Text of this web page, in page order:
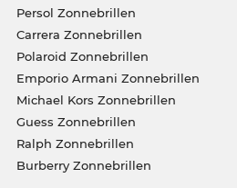
Persol Zonnebrillen
Carrera Zonnebrillen
Polaroid Zonnebrillen
Emporio Armani Zonnebrillen
Michael Kors Zonnebrillen
Guess Zonnebrillen
Ralph Zonnebrillen
Burberry Zonnebrillen